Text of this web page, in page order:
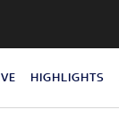
HIGHLIGHTS